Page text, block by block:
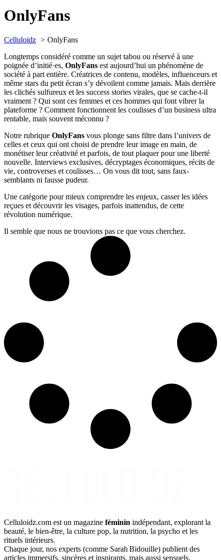
OnlyFans
Celluloidz
OnlyFans
Longtemps considéré comme un sujet tabou ou réservé à une
poignée d’initié·es, OnlyFans est aujourd’hui un phénomène de
société à part entière. Créatrices de contenu, modèles, influenceurs et
même stars du petit écran s’y dévoilent comme jamais. Mais derrière
les clichés sulfureux et les success stories virales, que se cache-t-il
vraiment ? Qui sont ces femmes et ces hommes qui font vibrer la
plateforme ? Comment fonctionnent les coulisses d’un business ultra
rentable, mais souvent méconnu ?
Notre rubrique OnlyFans vous plonge sans filtre dans l’univers de
celles et ceux qui ont choisi de prendre leur image en main, de
monétiser leur créativité et parfois, de tout plaquer pour une liberté
nouvelle. Interviews exclusives, décryptages économiques, récits de
vie, controverses et coulisses… On vous dit tout, sans faux-
semblants ni fausse pudeur.
Une catégorie pour mieux comprendre les enjeux, casser les idées
reçues et découvrir les visages, parfois inattendus, de cette
révolution numérique.
Il semble que nous ne trouvions pas ce que vous cherchez.
Celluloidz.com est un magazine féminin indépendant, explorant la
beauté, le bien‑être, la culture pop, la nutrition, la psycho et les
rituels intérieurs.
Chaque jour, nos experts (comme Sarah Bidouille) publient des
articles immersifs, sincères et inspirants, mais aussi sensuels,